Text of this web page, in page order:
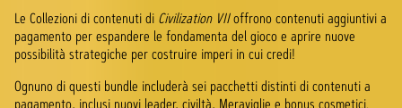
Le Collezioni di contenuti di Civilization VIIoffrono contenuti aggiuntivi a
pagamento per espandere le fondamenta del gioco e aprire nuove
possibilità strategiche per costruire imperi in cui credi!
Ognuno di questi bundle includerà sei pacchetti distinti di contenuti a